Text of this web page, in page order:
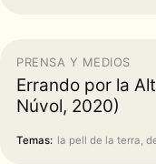
PRENSA Y MEDIOS
Errando por la
Núvol, 2020)
Temas: la pell de la terra,